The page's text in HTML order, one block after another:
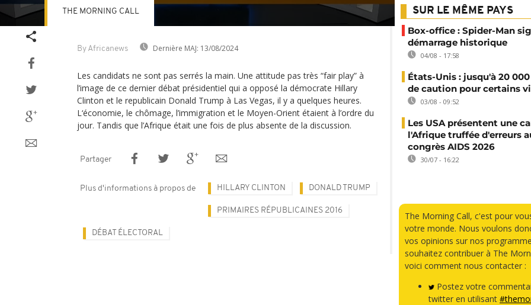
By Africanews Dernière MAJ: 13/08/2024
THE MORNING CALL
Les candidats ne sont pas serrés la main. Une attitude pas très “fair play” à
l’image de ce dernier débat présidentiel qui a opposé la démocrate Hillary
Clinton et le republicain Donald Trump à Las Vegas, il y a quelques heures.
L‘économie, le chômage, l’immigration et le Moyen-Orient étaient à l’ordre du
jour. Tandis que l’Afrique était une fois de plus absente de la discussion.
Partager
Plus d'informations à propos de HILLARY CLINTON DONALD TRUMP
PRIMAIRES RÉPUBLICAINES 2016
DÉBAT ÉLECTORAL
SUR LE MÊME PAYS
Box-office : Spider-Man
démarrage historique
04/08 - 17:58
États-Unis : jusqu'à 20
de caution pour certains
03/08 - 09:52
Les USA présentent une
l'Afrique truffée d'erreurs
congrès AIDS 2026
30/07 - 16:22
The Morning Call, c'est pour
votre monde. Nous voulons
vos opinions sur nos
souhaitez contribuer à The
voici comment nous contacter :
Postez votre
twitter en utilisant